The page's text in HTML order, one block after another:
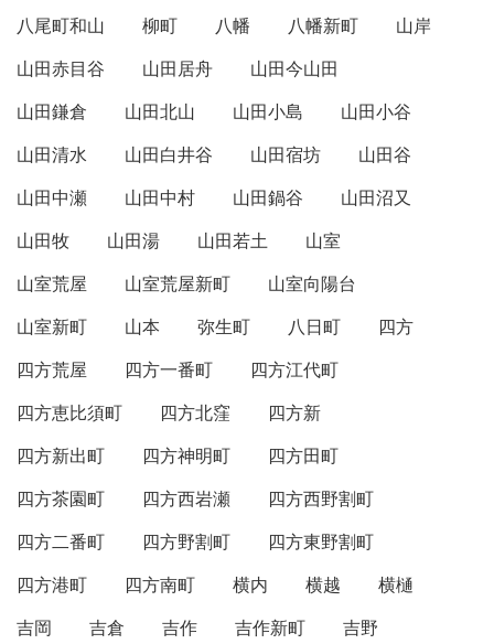
八尾町和山
柳町 八幡 八幡新町
山岸
山田赤目谷
山田居舟
山田今山田
山田鎌倉
山田北山 山田小島
山田小谷
山田清水
山田白井谷 山田宿坊
山田谷
山田中瀬
山田中村 山田鍋谷
山田沼又
山田牧
山田湯 山田若土
山室
山室荒屋
山室荒屋新町
山室向陽台
山室新町
山本 弥生町 八日町
四方
四方荒屋
四方一番町
四方江代町
四方恵比須町
四方北窪
四方新
四方新出町
四方神明町
四方田町
四方茶園町
四方西岩瀬
四方西野割町
四方二番町
四方野割町
四方東野割町
四方港町
四方南町 横内 横越
横樋
吉岡
吉倉 吉作 吉作新町
吉野